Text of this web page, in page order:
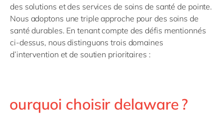
des solutions et des services de soins de santé de pointe.
Nous adoptons une triple approche pour des soins de
santé durables. En tenant compte des défis mentionnés
ci-dessus, nous distinguons trois domaines
d’intervention et de soutien prioritaires :
Pourquoi choisir delaware ?